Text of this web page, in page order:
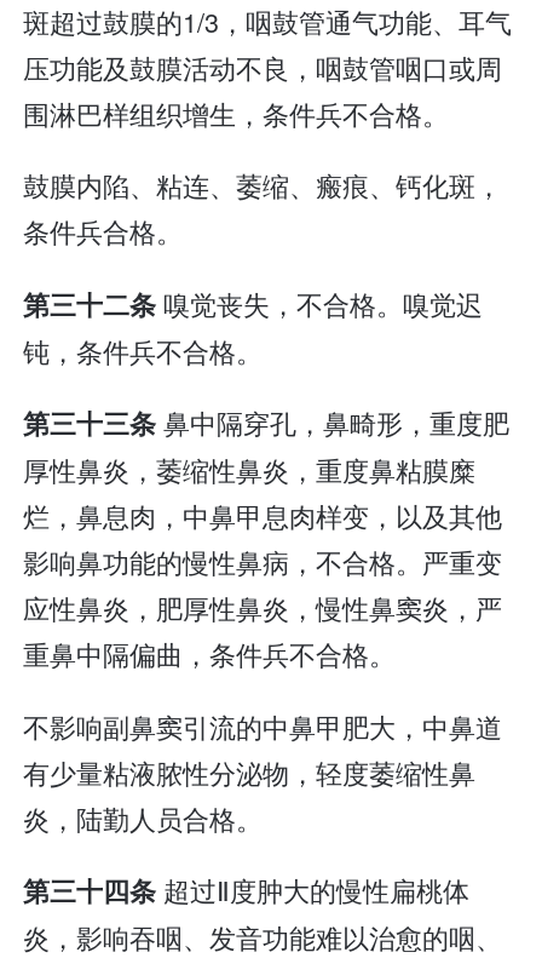
斑超过鼓膜的1/3，咽鼓管通气功能、耳气
压功能及鼓膜活动不良，咽鼓管咽口或周
围淋巴样组织增生，条件兵不合格。
鼓膜内陷、粘连、萎缩、瘢痕、钙化斑，
条件兵合格。
第三十二条 嗅觉丧失，不合格。嗅觉迟
钝，条件兵不合格。
第三十三条鼻中隔穿孔，鼻畸形，重度肥
厚性鼻炎，萎缩性鼻炎，重度鼻粘膜糜
烂，鼻息肉，中鼻甲息肉样变，以及其他
影响鼻功能的慢性鼻病，不合格。严重变
应性鼻炎，肥厚性鼻炎，慢性鼻窦炎，严
重鼻中隔偏曲，条件兵不合格。
不影响副鼻窦引流的中鼻甲肥大，中鼻道
有少量粘液脓性分泌物，轻度萎缩性鼻
炎，陆勤人员合格。
第三十四条 超过Ⅱ度肿大的慢性扁桃体
炎，影响吞咽、发音功能难以治愈的咽、